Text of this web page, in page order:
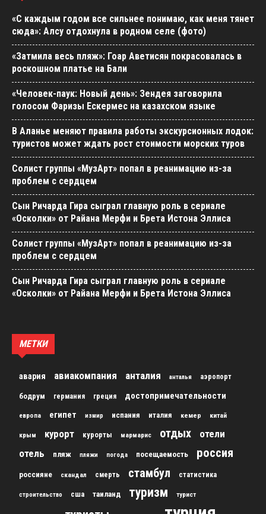
«С каждым годом все сильнее понимаю, как меня тянет
сюда»: Алсу отдохнула в родном селе (фото)
«Затмила весь пляж»: Гоар Аветисян покрасовалась в
роскошном платье на Бали
«Человек-паук: Новый день»: Зендея заговорила
голосом Фаризы Ескермес на казахском языке
В Аланье меняют правила работы экскурсионных лодок:
туристов может ждать рост стоимости морских туров
Солист группы «МузАрт» попал в реанимацию из-за
проблем с сердцем
Сын Ричарда Гира сыграл главную роль в сериале
«Осколки» от Райана Мерфи и Брета Истона Эллиса
Солист группы «МузАрт» попал в реанимацию из-за
проблем с сердцем
Сын Ричарда Гира сыграл главную роль в сериале
«Осколки» от Райана Мерфи и Брета Истона Эллиса
МЕТКИ
авария авиакомпания анталия анталья аэропорт
бодрум германия греция достопримечательности
европа египет измир испания италия кемер китай
крым курорт курорты мармарис отдых
отели
отель
пляж пляжи погода посещаемость россия
россияне скандал смерть стамбул статистика
строительство сша таиланд туризм турист